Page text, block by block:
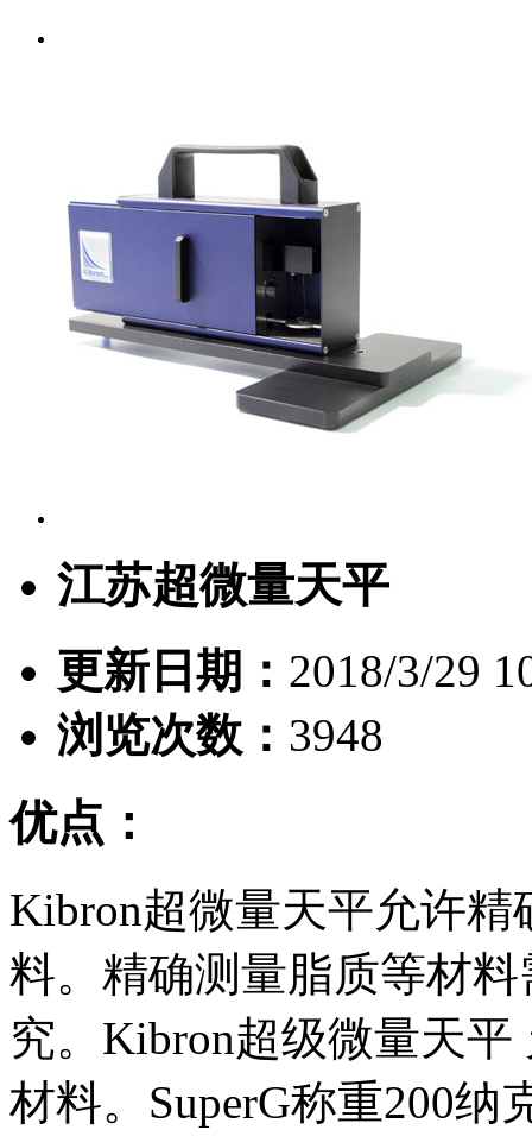
江苏超微量天平
更新日期： 2018/3/29
浏览次数： 3948
优点：
Kibron超微量天平允许
料。精确测量脂质等材
究。Kibron超级微量天
材料。SuperG称重200